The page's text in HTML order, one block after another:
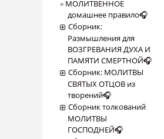
МОЛИТВЕННОЕ
домашнее правило🎧
Сборник:
Размышления для
ВОЗГРЕВАНИЯ ДУХА И
ПАМЯТИ СМЕРТНОЙ🎧
Сборник: МОЛИТВЫ
СВЯТЫХ ОТЦОВ из
творений🎧
Сборник толкований
МОЛИТВЫ
ГОСПОДНЕЙ🎧